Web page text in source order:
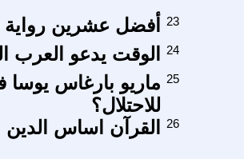
أفضل عشرين 23
الوقت يدعو العرب 24
للاحتلال؟
25
القرآن اساس الدين 26